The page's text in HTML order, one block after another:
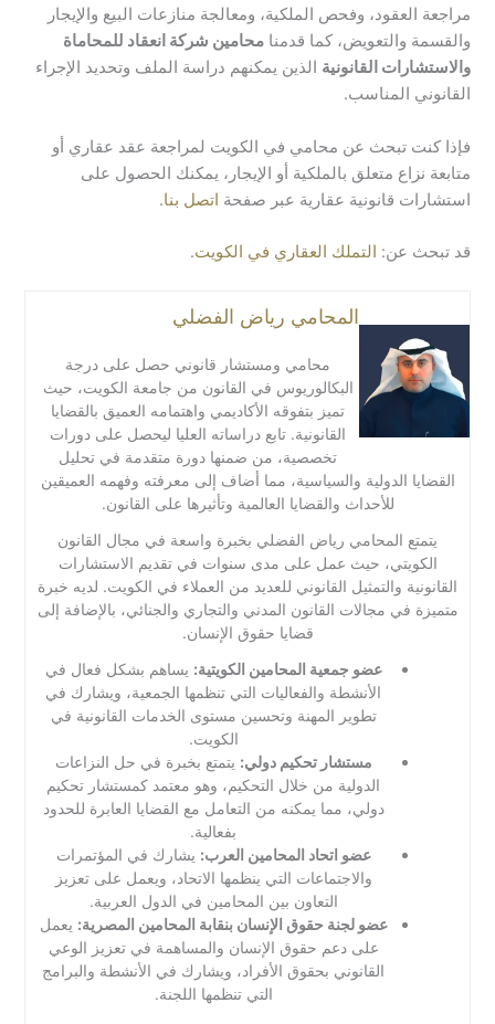
مراجعة العقود، وفحص الملكية، ومعالجة منازعات البيع والإيجار
والقسمة والتعويض، كما قدمنامحامين شركة انعقاد للمحاماة
والاستشارات القانونية الذين يمكنهم دراسة الملف وتحديد الإجراء
القانوني المناسب.
فإذا كنت تبحث عن محامي في الكويت لمراجعة عقد عقاري أو
متابعة نزاع متعلق بالملكية أو الإيجار، يمكنك الحصول على
استشارات قانونية عقارية عبر صفحة اتصل بنا.
قد تبحث عن: التملك العقاري في الكويت.
المحامي رياض الفضلي
محامي ومستشار قانوني حصل على درجة
البكالوريوس في القانون من جامعة الكويت، حيث
تميز بتفوقه الأكاديمي واهتمامه العميق بالقضايا
القانونية. تابع دراساته العليا ليحصل على دورات
تخصصية، من ضمنها دورة متقدمة في تحليل
القضايا الدولية والسياسية، مما أضاف إلى معرفته وفهمه العميقين
للأحداث والقضايا العالمية وتأثيرها على القانون.
يتمتع المحامي رياض الفضلي بخبرة واسعة في مجال القانون
الكويتي، حيث عمل على مدى سنوات في تقديم الاستشارات
القانونية والتمثيل القانوني للعديد من العملاء في الكويت. لديه خبرة
متميزة في مجالات القانون المدني والتجاري والجنائي، بالإضافة إلى
قضايا حقوق الإنسان.
عضو جمعية المحامين الكويتية: يساهم بشكل فعال في
الأنشطة والفعاليات التي تنظمها الجمعية، ويشارك في
تطوير المهنة وتحسين مستوى الخدمات القانونية في
الكويت.
مستشار تحكيم دولي: يتمتع بخبرة في حل النزاعات
الدولية من خلال التحكيم، وهو معتمد كمستشار تحكيم
دولي، مما يمكنه من التعامل مع القضايا العابرة للحدود
بفعالية.
عضو اتحاد المحامين العرب: يشارك في المؤتمرات
والاجتماعات التي ينظمها الاتحاد، ويعمل على تعزيز
التعاون بين المحامين في الدول العربية.
عضو لجنة حقوق الإنسان بنقابة المحامين المصرية: يعمل
على دعم حقوق الإنسان والمساهمة في تعزيز الوعي
القانوني بحقوق الأفراد، ويشارك في الأنشطة والبرامج
التي تنظمها اللجنة.